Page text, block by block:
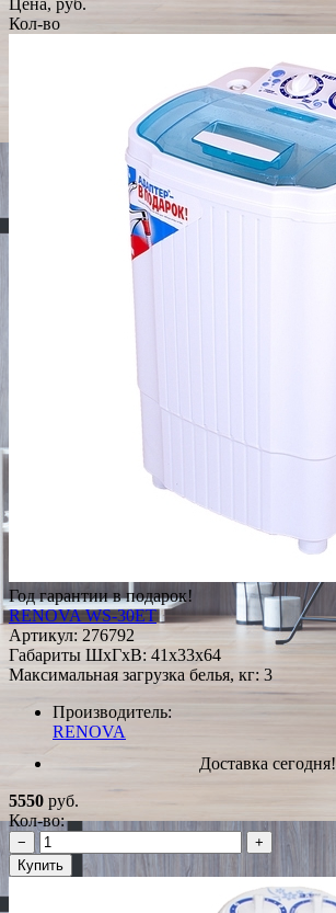
Кол-во
Год гарантии в подарок!
RENOVA WS-30ET
Артикул: 276792
Габариты ШxГxВ: 41x33x64
Максимальная загрузка белья, кг: 3
Производитель:
RENOVA
Доставка сегодня!
5550 руб.
Кол-во:
−
+
Купить